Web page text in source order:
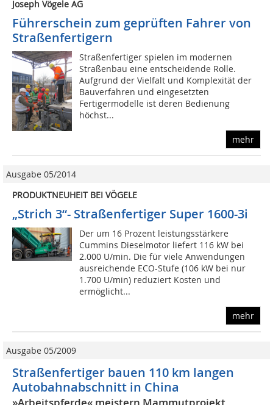
Joseph Vögele AG
Führerschein zum geprüften Fahrer von
Straßenfertigern
Straßenfertiger spielen im modernen
Straßenbau eine entscheidende Rolle.
Aufgrund der Vielfalt und Komplexität der
Bauverfahren und eingesetzten
Fertigermodelle ist deren Bedienung
höchst...
mehr
Ausgabe 05/2014
PRODUKTNEUHEIT BEI VÖGELE
„Strich 3“- Straßenfertiger Super 1600-3i
Der um 16 Prozent leistungsstärkere
Cummins Dieselmotor liefert 116 kW bei
2.000 U/min. Die für viele Anwendungen
ausreichende ECO-Stufe (106 kW bei nur
1.700 U/min) reduziert Kosten und
ermöglicht...
mehr
Ausgabe 05/2009
Straßenfertiger bauen 110 km langen
Autobahnabschnitt in China